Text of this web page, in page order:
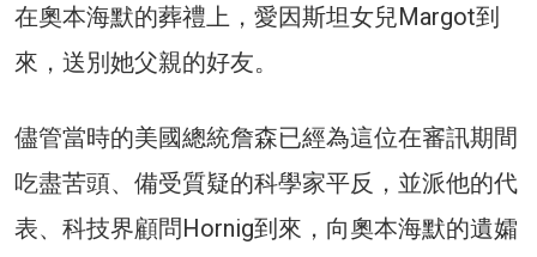
在奧本海默的葬禮上，愛因斯坦女兒Margot到
來，送別她父親的好友。
儘管當時的美國總統詹森已經為這位在審訊期間
吃盡苦頭、備受質疑的科學家平反，並派他的代
表、科技界顧問Hornig到來，向奧本海默的遺孀